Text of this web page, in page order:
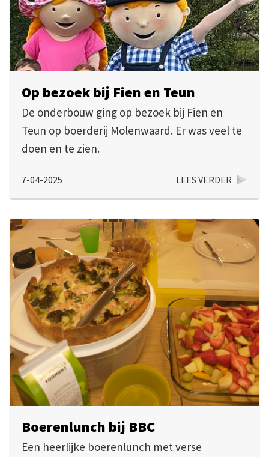
Op bezoek bij Fien en Teun
De onderbouw ging op bezoek bij Fien en
Teun op boerderij Molenwaard. Er was veel te
doen en te zien.
7-04-2025 LEES VERDER
Boerenlunch bij BBC
Een heerlijke boerenlunch met verse